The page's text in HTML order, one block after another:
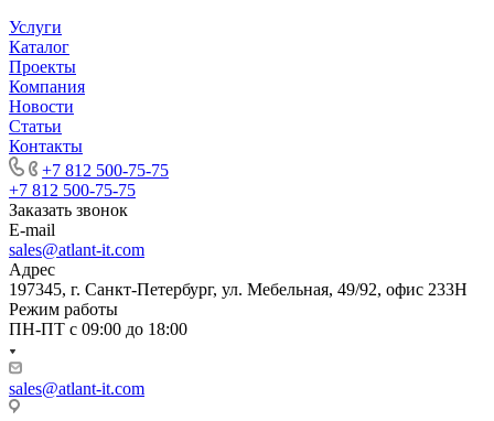
Услуги
Каталог
Проекты
Компания
Новости
Статьи
Контакты
+7 812 500-75-75
+7 812 500-75-75
Заказать звонок
E-mail
sales@atlant-it.com
Адрес
197345, г. Санкт-Петербург, ул. Мебельная, 49/92, офис 233Н
Режим работы
ПН-ПТ с 09:00 до 18:00
sales@atlant-it.com